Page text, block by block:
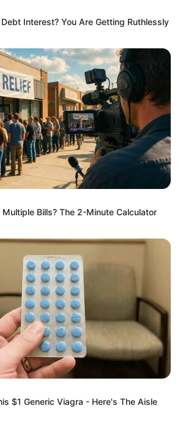
thought you knew about water
Girl" A True Story?
Interest? You Are Getting Ruthlessly
Bills? The 2-Minute Calculator
$1 Generic Viagra - Here's The Aisle